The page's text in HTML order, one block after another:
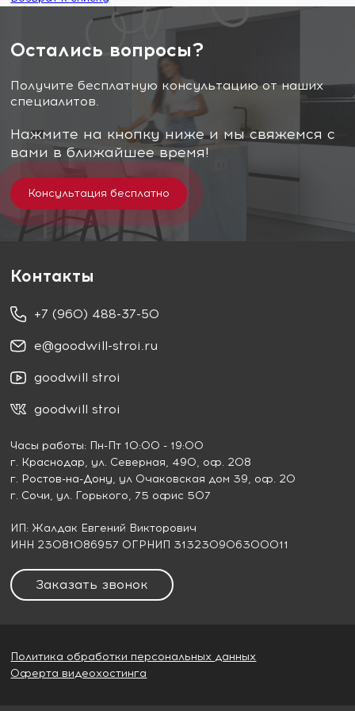
Остались вопросы?
Получите бесплатную консультацию от наших
специалитов.
Нажмите на кнопку ниже и мы свяжемся с
вами в ближайшее время!
Консультация бесплатно
Контакты
+7 (960) 488-37-50
e@goodwill-stroi.ru
goodwill stroi
goodwill stroi
Часы работы: Пн-Пт 10:00 - 19:00
г. Краснодар, ул. Северная, 490, оф. 208
г. Ростов-на-Дону, ул Очаковская дом 39, оф. 20
г. Сочи, ул. Горького, 75 офис 507
ИП: Жалдак Евгений Викторович
ИНН 23081086957 ОГРНИП 313230906300011
Заказать звонок
Политика обработки персональных данных
Оферта видеохостинга